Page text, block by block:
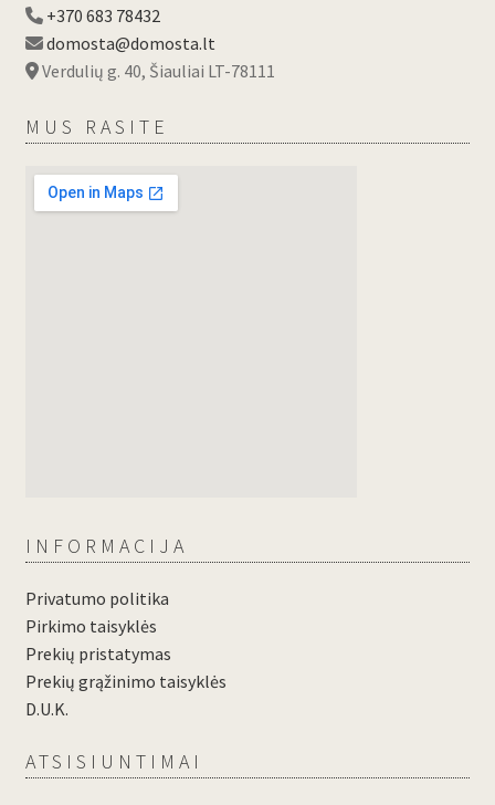
+370 683 78432
domosta@domosta.lt
Verdulių g. 40, Šiauliai LT-78111
MUS RASITE
INFORMACIJA
Privatumo politika
Pirkimo taisyklės
Prekių pristatymas
Prekių grąžinimo taisyklės
D.U.K.
ATSISIUNTIMAI